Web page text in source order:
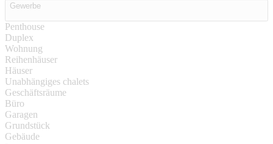
Gewerbe
Penthouse
Duplex
Wohnung
Reihenhäuser
Häuser
Unabhängiges chalets
Geschäftsräume
Büro
Garagen
Grundstück
Gebäude